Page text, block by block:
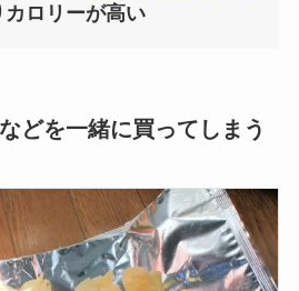
カロリーが高い
どを一緒に買ってしまう